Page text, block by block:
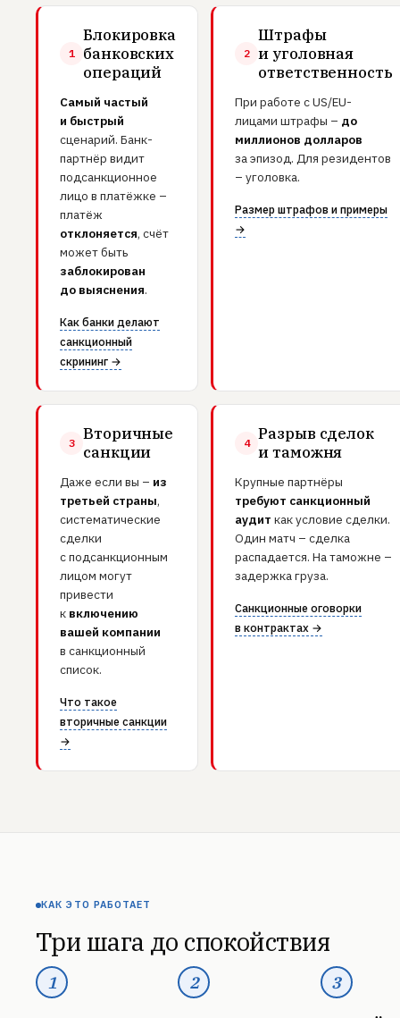
1
Блокировка
банковских
операций
Самый частый
и быстрый
сценарий. Банк-
партнёр видит
подсанкционное
лицо в платёжке –
платёж
отклоняется, счёт
может быть
заблокирован
до выяснения.
Как банки делают
санкционный
скрининг →
2
Штрафы
и уголовная
ответственность
При работе с US/EU-
лицами штрафы – до
миллионов долларов
за эпизод. Для резидентов
– уголовка.
Размер штрафов и примеры
→
3
Вторичные
санкции
Даже если вы – из
третьей страны,
систематические
сделки
с подсанкционным
лицом могут
привести
к включению
вашей компании
в санкционный
список.
Что такое
вторичные санкции
→
4
Разрыв сделок
и таможня
Крупные партнёры
требуют санкционный
аудит как условие сделки.
Один матч – сделка
распадается. На таможне –
задержка груза.
Санкционные оговорки
в контрактах →
КАК ЭТО РАБОТАЕТ
Три шага до спокойствия
1 2 3